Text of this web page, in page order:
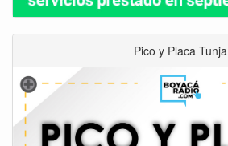
Pico y Placa Tunja